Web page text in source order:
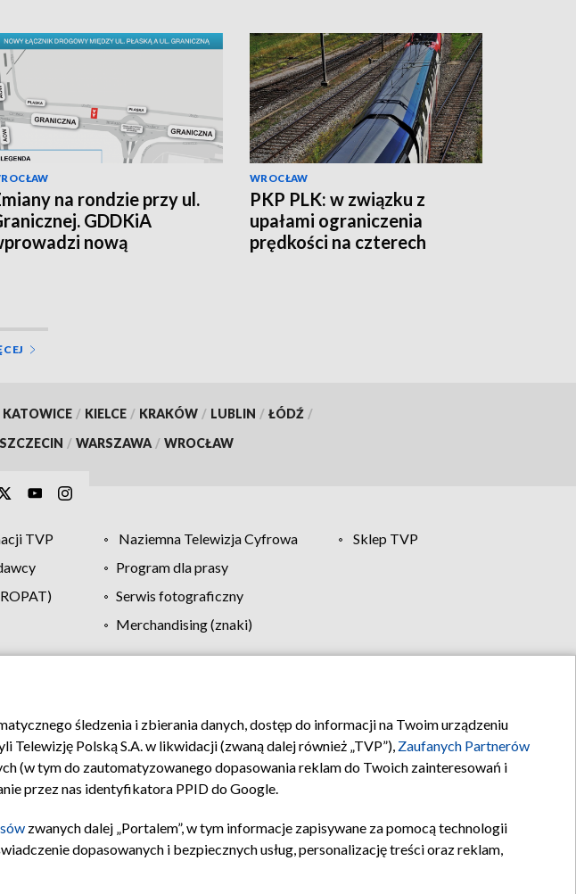
na rondzie przy ul.
GDDKiA
nową
WROCŁAW
PKP PLK: w związku z
upałami ograniczenia
prędkości na czterech
KATOWICE / KIELCE / KRAKÓW / LUBLIN / ŁÓDŹ /
SZCZECIN / WARSZAWA / WROCŁAW
TVP Naziemna Telewizja Cyfrowa
Sklep TVP
Program dla prasy
Serwis fotograficzny
Merchandising (znaki)
Pomoc Biuro reklamy Kontakt
śledzenia i zbierania danych, dostęp do informacji na Twoim urządzeniu
Polską S.A. w likwidacji (zwaną dalej również „TVP”), Zaufanych Partnerów
(w tym do zautomatyzowanego dopasowania reklam do Twoich zainteresowań i
przez nas identyfikatora PPID do Google.
zwanych dalej „Portalem”, w tym informacje zapisywane za pomocą technologii
dopasowanych i bezpiecznych usług, personalizację treści oraz reklam,